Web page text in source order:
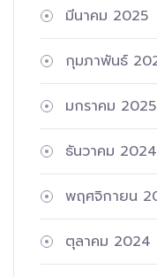
มีนาคม 2025
กุมภาพันธ์
มกราคม 2025
ธันวาคม 2024
พฤศจิกายน
ตุลาคม 2024